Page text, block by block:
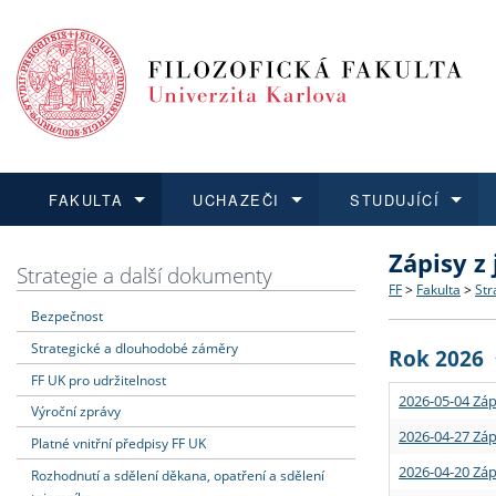
FAKULTA
Dozvědět se více
Struktura
Strategie
Podpora
UCHAZEČI
Podat přihlášku
Co
Učitelské
STUDUJÍCÍ
Dozvědět se více
Rigorózní
Dozvědět se více
O vědě a
Granty a
Dozvědět se více
Aktuální
Strategie a další dokumenty
Bezpečnost
Strategické a dlouhodobé záměry
FF UK pro udržitelnost
Výroční zprávy
Platné vnitřní předpisy FF UK
Rozhodnutí a sdělení děkana, opatření a sdělení
Zápisy
FF > Fakulta >
Rok 2026
2026-05-04
2026-04-27
2026-04-20